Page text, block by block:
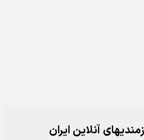
آنلاین ایران